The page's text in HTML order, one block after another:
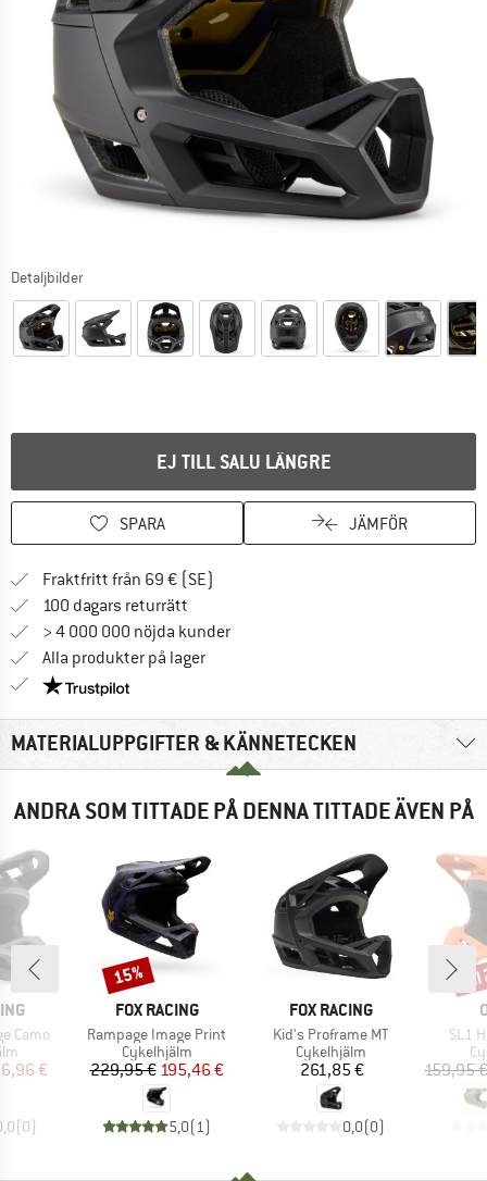
Detaljbilder
EJ TILL SALU LÄNGRE
SPARA JÄMFÖR
Fraktfritt från 69 € (SE)
100 dagars returrätt
> 4 000 000 nöjda kunder
Alla produkter på lager
Trust Pilot-garanti - hitta all information här!
MATERIALUPPGIFTER & KÄNNETECKEN
ANDRA SOM TITTADE PÅ DENNA TITTADE ÄVEN PÅ
Camo
pris
€
(0)
VARUMÄRKE
FOX RACING
Produkter
Rampage Image Print
Produktgrupp
Cykelhjälm
Pris
229,95 €Reducerat pris
195,46 €
5,0(1 )
Rabatt
15%
VARUMÄRKE
FOX RACING
Produkter
Kid's Proframe MT
Produktgrupp
Cykelhjälm
Pris
261,85 €
0,0(0)
SL1
159,95 €